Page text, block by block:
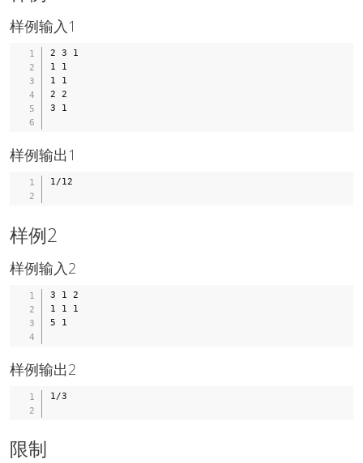
,
~
_
i,
o
ts
~
c
=
y
样例输入1
2 3 1
1 1
1 1
2 2
3 1
样例输出1
1/12
样例2
样例输入2
3 1 2
1 1 1
5 1
样例输出2
1/3
限制